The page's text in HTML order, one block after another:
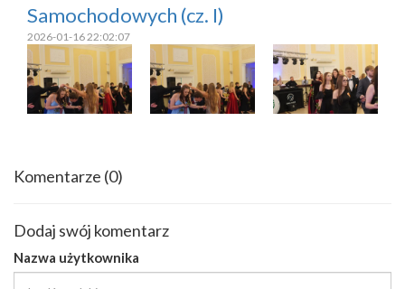
Samochodowych (cz. I)
2026-01-16 22:02:07
Komentarze (0)
Dodaj swój komentarz
Nazwa użytkownika